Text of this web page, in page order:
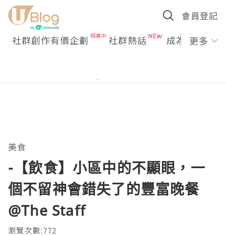
會員登記
社群創作有價企劃 社群熱話 成為U更多
美食
-【飲食】小區中的不顯眼，一
個不留神會錯失了的豐富晚餐
@The Staff
瀏覽次數:772